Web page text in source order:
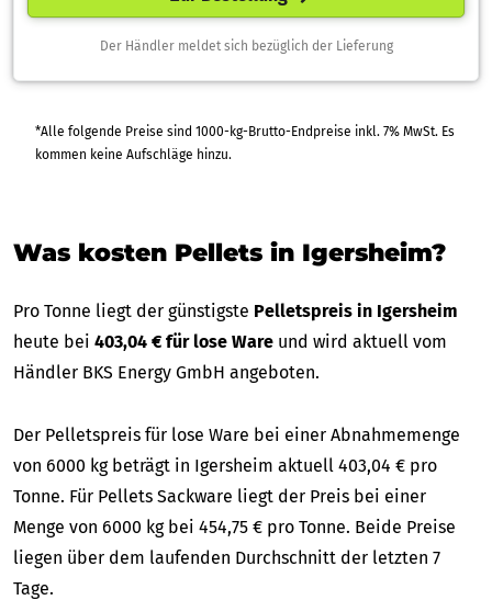
Der Händler meldet sich bezüglich der Lieferung
*Alle folgende Preise sind 1000-kg-Brutto-Endpreise inkl. 7% MwSt. Es
kommen keine Aufschläge hinzu.
Was kosten Pellets in Igersheim?
Pro Tonne liegt der günstigste Pelletspreis in Igersheim
heute bei 403,04 € für lose Ware und wird aktuell vom
Händler BKS Energy GmbH angeboten.
Der Pelletspreis für lose Ware bei einer Abnahmemenge
von 6000 kg beträgt in Igersheim aktuell 403,04 € pro
Tonne. Für Pellets Sackware liegt der Preis bei einer
Menge von 6000 kg bei 454,75 € pro Tonne. Beide Preise
liegen über dem laufenden Durchschnitt der letzten 7
Tage.